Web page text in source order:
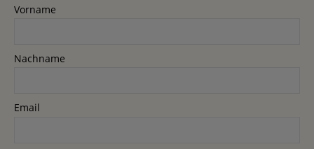
Vorname
Nachname
Email